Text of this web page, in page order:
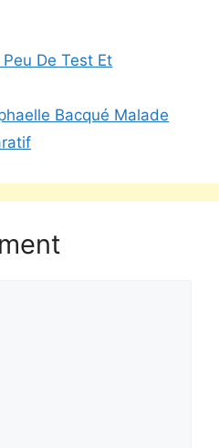
De Test Et
Bacqué Malade